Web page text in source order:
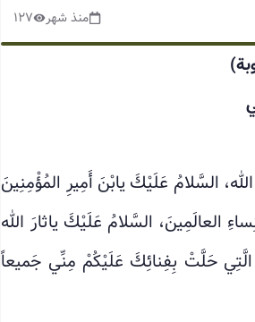
منذ شهر ١٢٧
السَّلامُ عَلَيْكَ يابْنَ أَمِيرِ المُؤْمِنِينَ
العالَمِينَ، السَّلامُ عَلَيْكَ ياثارَ الله
الَّتِي حَلَّتْ بِفِنائِكَ عَلَيْكُمْ مِنِّي جَميعاً